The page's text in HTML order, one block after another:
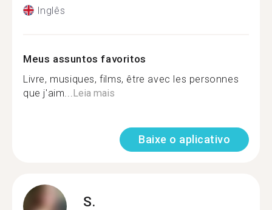
Inglês
Meus assuntos favoritos
Livre, musiques, films, être avec les personnes
que j'aim... Leia mais
Baixe o aplicativo
S.